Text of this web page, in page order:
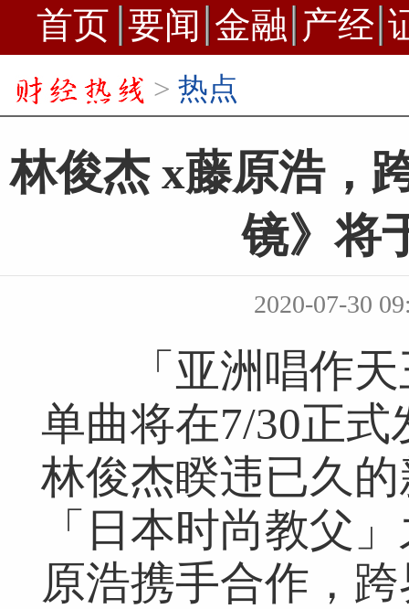
首页 要闻 金融 产经
> 热点
林俊杰 x藤原浩，
镜》将
2020-07-30
「亚洲唱作天
单曲将在7/30正
林俊杰睽违已久
「日本时尚教父
原浩携手合作，